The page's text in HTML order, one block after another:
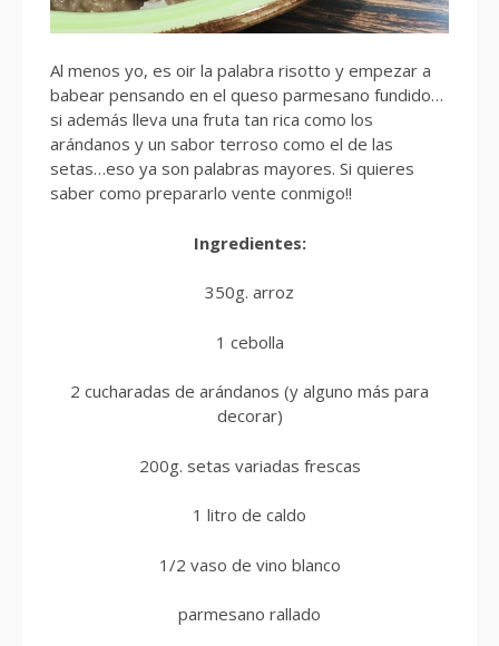
Al menos yo, es oir la palabra risotto y empezar a
babear pensando en el queso parmesano fundido…
si además lleva una fruta tan rica como los
arándanos y un sabor terroso como el de las
setas…eso ya son palabras mayores. Si quieres
saber como prepararlo vente conmigo!!
Ingredientes:
350g. arroz
1 cebolla
2 cucharadas de arándanos (y alguno más para
decorar)
200g. setas variadas frescas
1 litro de caldo
1/2 vaso de vino blanco
parmesano rallado